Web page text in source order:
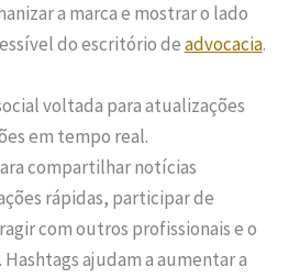
a marca e mostrar o lado
do escritório deadvocacia.
voltada para atualizações
em tempo real.
compartilhar notícias
rápidas, participar de
com outros profissionais e o
ajudam a aumentar a